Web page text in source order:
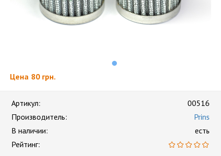
Цена 80 грн.
Артикул:
00516
Производитель:
Prins
В наличии:
есть
Рейтинг: